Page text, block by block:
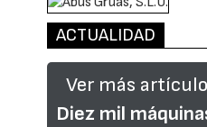
ACTUALIDAD
Ver más
Diez mil